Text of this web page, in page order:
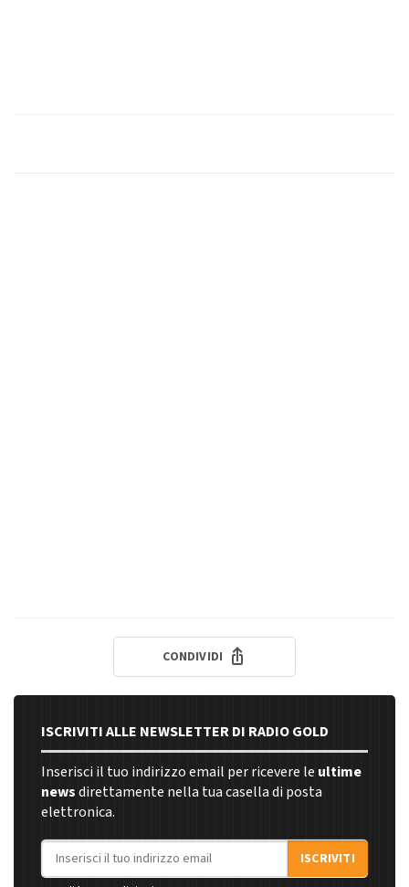
CONDIVIDI
ISCRIVITI ALLE NEWSLETTER DI RADIO GOLD
Inserisci il tuo indirizzo email per ricevere le ultime
newsdirettamente nella tua casella di posta
elettronica.
Indirizzo email
ISCRIVITI